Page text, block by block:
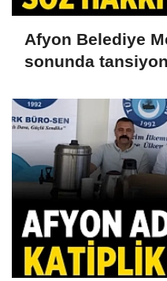
Afyon Belediye
sonunda